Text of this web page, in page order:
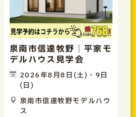
泉南市信達牧野｜平家モ
デルハウス見学会
2026年8月8日(土)・9日
(日)
泉南市信達牧野モデルハウ
ス